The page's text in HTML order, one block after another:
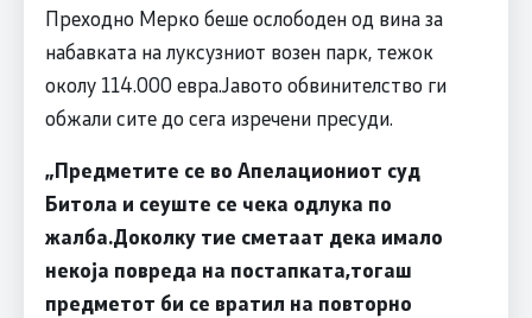
Преходно Мерко беше ослободен од вина за
набавката на луксузниот возен парк, тежок
околу 114.000 евра.Јавото обвинителство ги
обжали сите до сега изречени пресуди.
„Предметите се во Апелациониот суд
Битола и сеуште се чека одлука по
жалба.Доколку тие сметаат дека имало
некоја повреда на постапката,тогаш
предметот би се вратил на повторно